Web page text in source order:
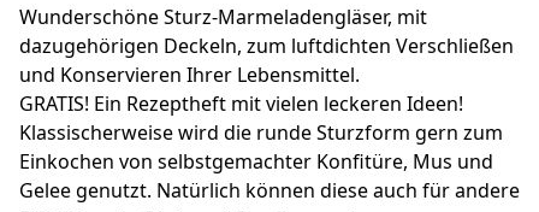
Wunderschöne Sturz-Marmeladengläser, mit
dazugehörigen Deckeln, zum luftdichten Verschließen
und Konservieren Ihrer Lebensmittel.
GRATIS! Ein Rezeptheft mit vielen leckeren Ideen!
Klassischerweise wird die runde Sturzform gern zum
Einkochen von selbstgemachter Konfitüre, Mus und
Gelee genutzt. Natürlich können diese auch für andere